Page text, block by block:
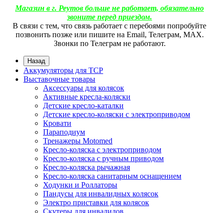
Магазин в г. Реутов больше не работает, обязательно
звоните перед приездом.
В связи с тем, что связь работает с перебоями попробуйте
позвонить позже или пишите на Email, Телеграм, МАХ.
Звонки по Телеграм не работают.
Назад
Аккумуляторы для ТСР
Выставочные товары
Аксессуары для колясок
Активные кресла-коляски
Детские кресло-каталки
Детские кресло-коляски с электроприводом
Кровати
Параподиум
Тренажеры Motomed
Кресло-коляска с электроприводом
Кресло-коляска с ручным приводом
Кресло-коляска рычажная
Кресло-коляска санитарным оснащением
Ходунки и Роллаторы
Пандусы для инвалидных колясок
Электро приставки для колясок
Скутеры для инвалидов